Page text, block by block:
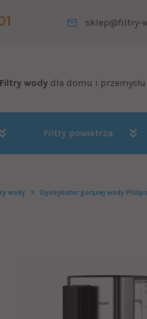
sklep@filtry-
Filtry wody dla domu i przemysłu
Filtry powietrza
wody Dystrybutor gorącej wody